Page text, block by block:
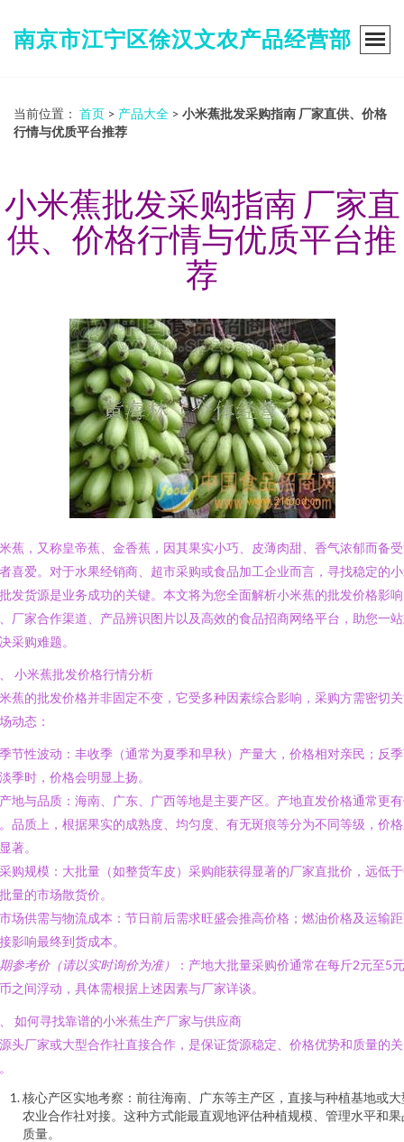
南京市江宁区徐汉文农产品经营部
当前位置： 首页 > 产品大全 > 小米蕉批发采购指南 厂家直供、价格
行情与优质平台推荐
小米蕉批发采购指南 厂家直
供、价格行情与优质平台推
荐
蕉，又称皇帝蕉、金香蕉，因其果实小巧、皮薄肉甜、香气浓郁而备
喜爱。对于水果经销商、超市采购或食品加工企业而言，寻找稳定的
发货源是业务成功的关键。本文将为您全面解析小米蕉的批发价格影
厂家合作渠道、产品辨识图片以及高效的食品招商网络平台，助您一
采购难题。
小米蕉批发价格行情分析
蕉的批发价格并非固定不变，它受多种因素综合影响，采购方需密切
动态：
节性波动：丰收季（通常为夏季和早秋）产量大，价格相对亲民；反
季时，价格会明显上扬。
地与品质：海南、广东、广西等地是主要产区。产地直发价格通常更
品质上，根据果实的成熟度、均匀度、有无斑痕等分为不同等级，价
著。
购规模：大批量（如整货车皮）采购能获得显著的厂家直批价，远低
量的市场散货价。
场供需与物流成本：节日前后需求旺盛会推高价格；燃油价格及运输
影响最终到货成本。
参考价（请以实时询价为准）
：产地大批量采购价通常在每斤2元至5
之间浮动，具体需根据上述因素与厂家详谈。
如何寻找靠谱的小米蕉生产厂家与供应商
头厂家或大型合作社直接合作，是保证货源稳定、价格优势和质量的关
核心产区实地考察：前往海南、广东等主产区，直接与种植基地或大
农业合作社对接。这种方式能最直观地评估种植规模、管理水平和果
质量。